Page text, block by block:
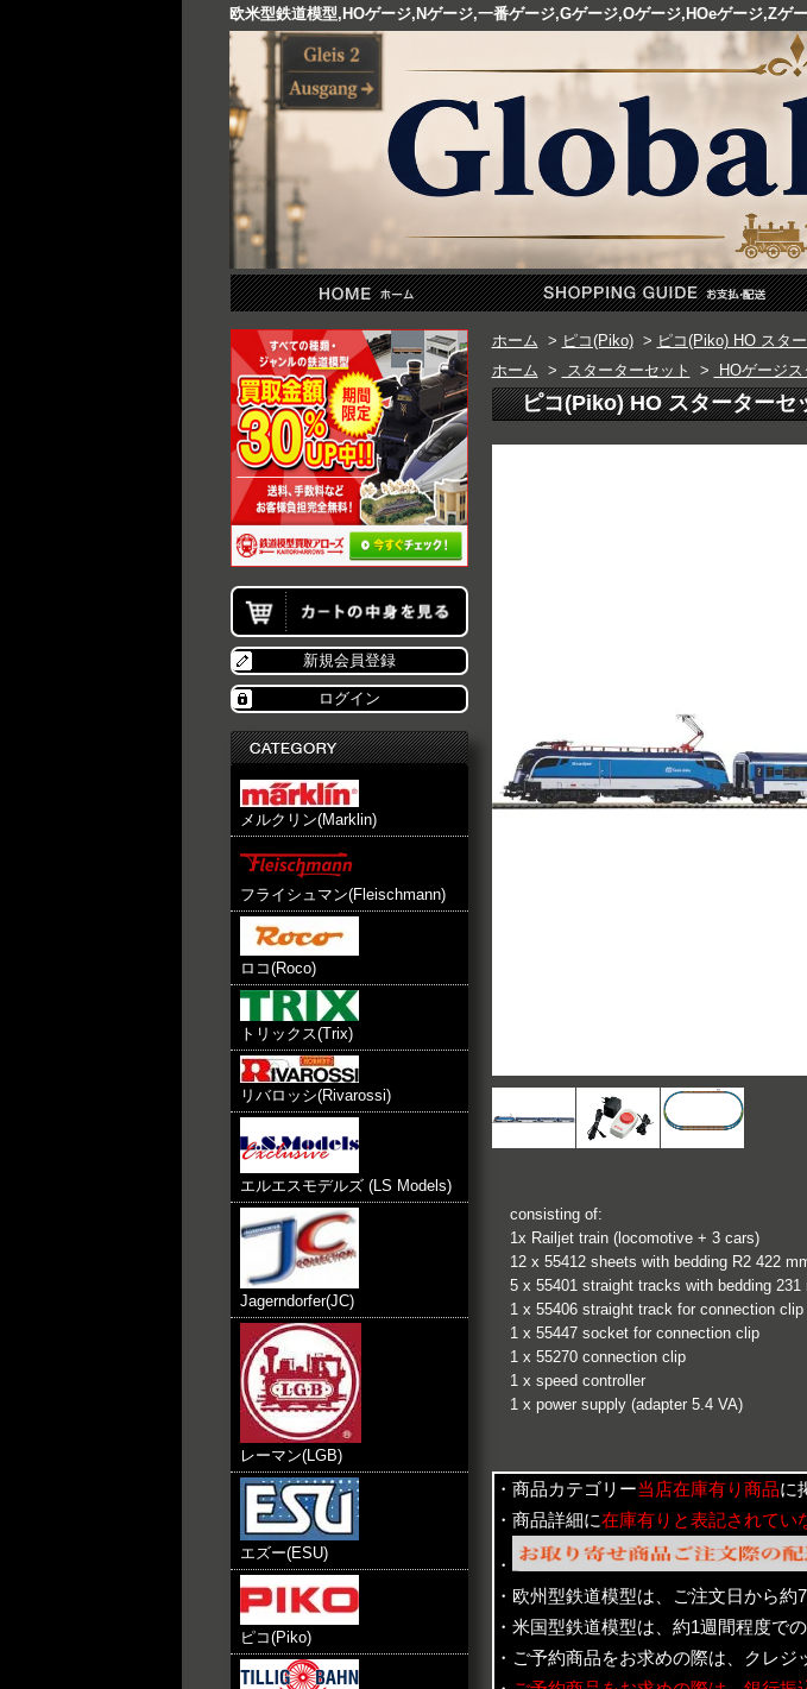
欧米型鉄道模型,HOゲージ,Nゲージ,一番ゲージ,Gゲージ,Oゲージ,HOeゲージ,Z
新規会員登録
ログイン
メルクリン(Marklin)
フライシュマン(Fleischmann)
ロコ(Roco)
トリックス(Trix)
リバロッシ(Rivarossi)
エルエスモデルズ (LS Models)
Jagerndorfer(JC)
レーマン(LGB)
エズー(ESU)
ピコ(Piko)
ホーム > ピコ(Piko) > ピコ(Piko) HO スタ
ホーム > スターターセット > HOゲージ
ピコ(Piko) HO スターターセ
consisting of:
1x Railjet train (locomotive + 3 cars)
12 x 55412 sheets with bedding R2 422
5 x 55401 straight tracks with bedding 231
1 x 55406 straight track for connection clip
1 x 55447 socket for connection clip
1 x 55270 connection clip
1 x speed controller
1 x power supply (adapter 5.4 VA)
・商品カテゴリー当店在庫有り商品に
・商品詳細に在庫有りと表記されてい
・
・欧州型鉄道模型は、ご注文日から約
・米国型鉄道模型は、約1週間程度で
・ご予約商品をお求めの際は、クレ